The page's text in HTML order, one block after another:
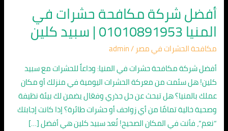
أفضل شركة مكافحة حشرات في
المنيا 01010891953 | سبيد كلين
مكافحة الحشرات في مصر/
admin
أفضل شركة مكافحة حشرات في المنيا: وداعاً للحشرات مع سبيد
كلين! هل سئمت من معركة الحشرات اليومية في منزلك أو مكان
عملك بالمنيا؟ هل تبحث عن حل جذري وفعّال يضمن لك بيئة نظيفة
وصحية خالية تمامًا من أي زواحف أو حشرات طائرة؟ إذا كانت إجابتك
“نعم”، فأنت في المكان الصحيح! تُعد سبيد كلين هي أفضل […]
مكافحة
حشرات
في
المنيا
01010891953
|
سبيد
كلين